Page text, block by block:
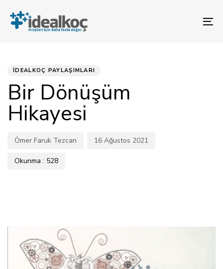
atla
gezinme
bölümüne
atlaİDEALKOÇ PAYLAŞIMLARI
Bir Dönüşüm
Hikayesi
Ömer Faruk Tezcan 16 Ağustos 2021
Okunma : 528
Gönder